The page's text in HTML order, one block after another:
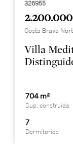
326955
Costa Brava
Villa
704 m²
Sup. construida
7
Dormitorios